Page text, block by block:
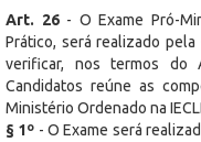
Art. 26- O Exame Pró-
Prático, será realizado
verificar, nos termos do
Candidatos reúne as
Ministério Ordenado na
§ 1º - O Exame será